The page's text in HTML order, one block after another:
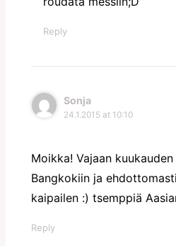
Reply
Sonja
24.1.2015 at 10:10
Moikka! Vajaan
Bangkokiin ja
kaipailen :) tsemppiä
Reply